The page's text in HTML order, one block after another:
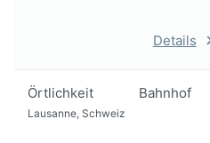
Details
Örtlichkeit Bahnhof
Lausanne, Schweiz